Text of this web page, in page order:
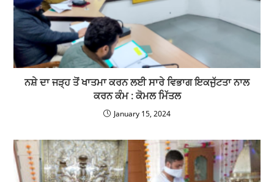
ਨਸ਼ੇ ਦਾ ਜੜ੍ਹ ਤੋਂ ਖਾਤਮਾ ਕਰਨ ਲਈ ਸਾਰੇ ਵਿਭਾਗ ਇਕਜੁੱਟਤਾ ਨਾਲ
ਕਰਨ ਕੰਮ : ਕੋਮਲ ਮਿੱਤਲ
January 15, 2024